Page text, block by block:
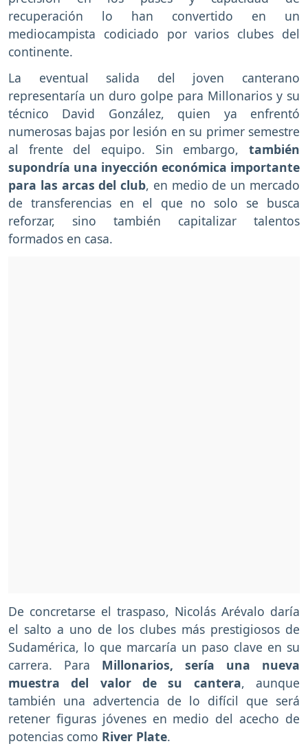
recuperación lo han convertido en un
mediocampista codiciado por varios clubes del
continente.
La eventual salida del joven canterano
representaría un duro golpe para Millonarios y su
técnico David González, quien ya enfrentó
numerosas bajas por lesión en su primer semestre
al frente del equipo. Sin embargo, también
supondría una inyección económica importante
para las arcas del club, en medio de un mercado
de transferencias en el que no solo se busca
reforzar, sino también capitalizar talentos
formados en casa.
De concretarse el traspaso, Nicolás Arévalo daría
el salto a uno de los clubes más prestigiosos de
Sudamérica, lo que marcaría un paso clave en su
carrera. Para Millonarios, sería una nueva
muestra del valor de su cantera, aunque
también una advertencia de lo difícil que será
retener figuras jóvenes en medio del acecho de
potencias como River Plate.